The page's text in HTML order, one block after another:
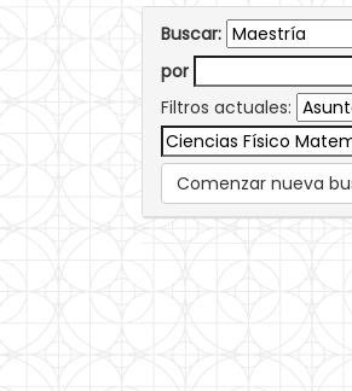
Buscar:
por
Filtros actuales:
Comenzar nueva